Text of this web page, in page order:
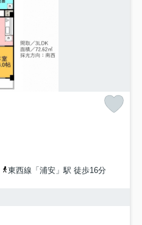
東西線「浦安」駅 徒歩16分